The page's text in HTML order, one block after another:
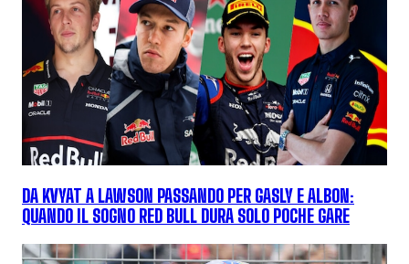
DA KVYAT A LAWSON PASSANDO PER GASLY E ALBON:
QUANDO IL SOGNO RED BULL DURA SOLO POCHE GARE